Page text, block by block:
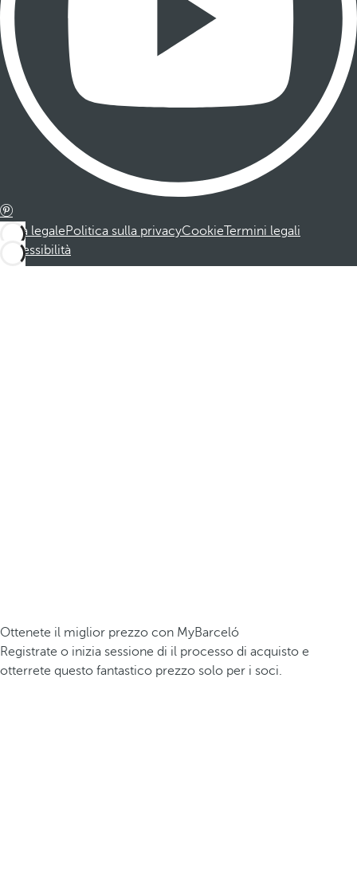
Nota legalePolitica sulla privacyCookieTermini legali
Accessibilità
Ottenete il miglior prezzo con MyBarceló
Registrate o inizia sessione di il processo di acquisto e
otterrete questo fantastico prezzo solo per i soci.